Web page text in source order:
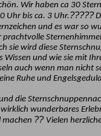
Wir haben ca 30
Uhr bis ca. 3 Uhr.?????
und es war so
sie wird diese
Wissen und wie sie mit
auch wenn man nicht
Ruhe und
die
wunderbares
?? Vielen